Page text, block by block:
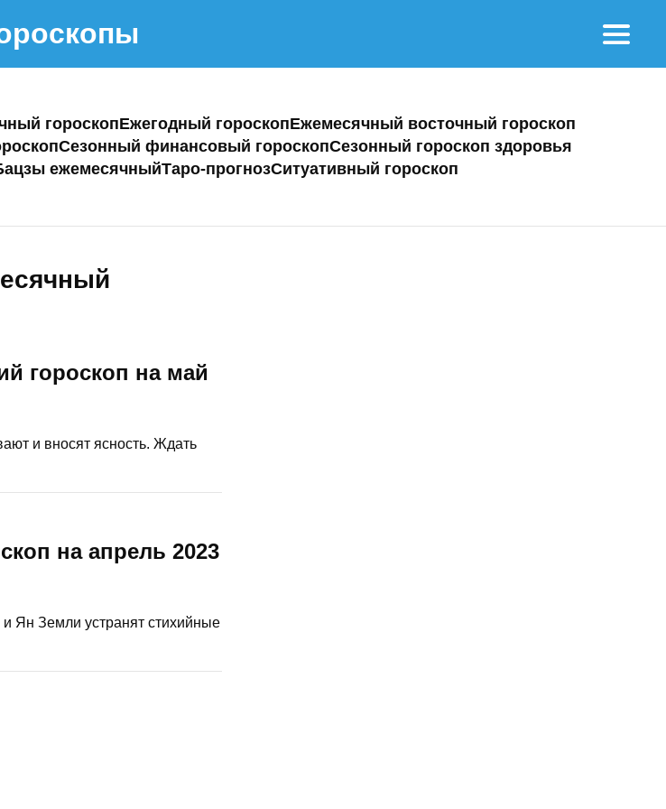
гороскопЕжегодный гороскопЕжемесячный восточный гороскоп
Сезонный финансовый гороскопСезонный гороскоп здоровья
ежемесячныйТаро-прогнозСитуативный гороскоп
гороскоп на май
и вносят ясность. Ждать
на апрель 2023
Ян Земли устранят стихийные